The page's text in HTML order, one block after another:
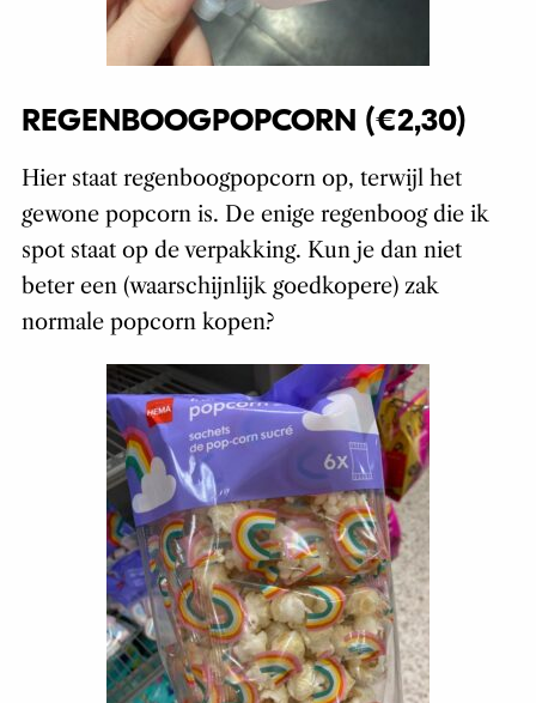
REGENBOOGPOPCORN (€2,30)
Hier staat regenboogpopcorn op, terwijl het
gewone popcorn is. De enige regenboog die ik
spot staat op de verpakking. Kun je dan niet
beter een (waarschijnlijk goedkopere) zak
normale popcorn kopen?